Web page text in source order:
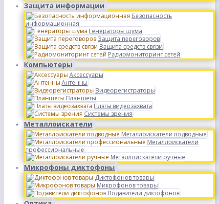
Защита информации
Безопасность
информационная
Генераторы шума
Защита переговоров
Защита средств связи
Радиомониторинг сетей
Компьютеры
Аксессуары
Антенны
Видеорегистраторы
Планшеты
Платы видеозахвата
Системы зрения
Металлоискатели
Металлоискатели подводные
Металлоискатели
профессиональные
Металлоискатели ручные
Микрофоны диктофоны
Диктофонов товары
Микрофонов товары
Подавители диктофонов